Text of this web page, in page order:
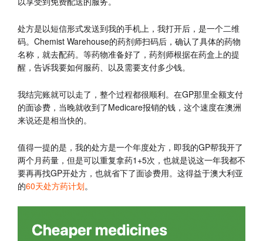
处方是以短信形式发送到我的手机上，我打开后，是一个二维
码。Chemist Warehouse的药剂师扫码后，确认了具体的药物
名称，就去配药。等药物准备好了，药剂师根据在药盒上的提
醒，告诉我要如何服药、以及需要支付多少钱。
我结完账就可以走了，整个过程都很顺利。在GP那里全额支付
的面诊费，当晚就收到了Medicare报销的钱，这个速度在澳洲
来说还是相当快的。
值得一提的是，我的处方是一个年度处方，即我的GP帮我开了
两个月药量，但是可以重复拿药1+5次，也就是说这一年我都不
要再再找GP开处方，也就省下了面诊费用。这得益于澳大利亚
的60天处方药计划。